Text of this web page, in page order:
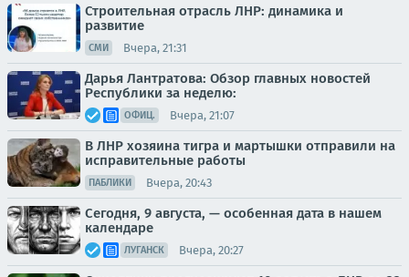
Строительная отрасль ЛНР: динамика и
развитие
СМИ Вчера, 21:31
Дарья Лантратова: Обзор главных новостей
Республики за неделю:
ОФИЦ. Вчера, 21:07
В ЛНР хозяина тигра и мартышки отправили на
исправительные работы
ПАБЛИКИ Вчера, 20:43
Сегодня, 9 августа, — особенная дата в нашем
календаре
ЛУГАНСК Вчера, 20:27